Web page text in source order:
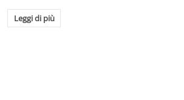
Leggi di più